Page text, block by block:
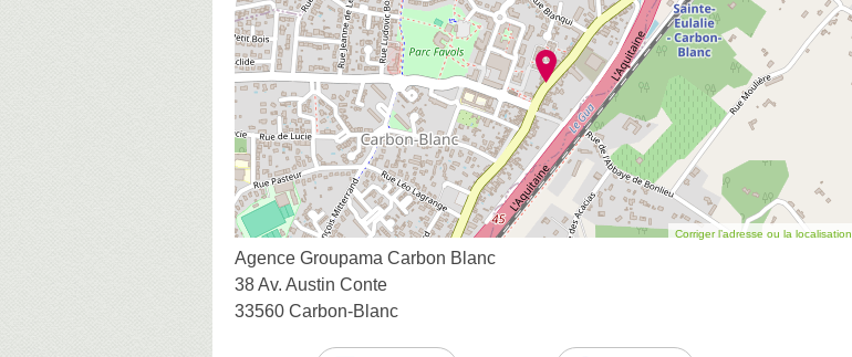
Corriger l’adresse ou la localisation
Agence Groupama Carbon Blanc
38 Av. Austin Conte
33560 Carbon-Blanc